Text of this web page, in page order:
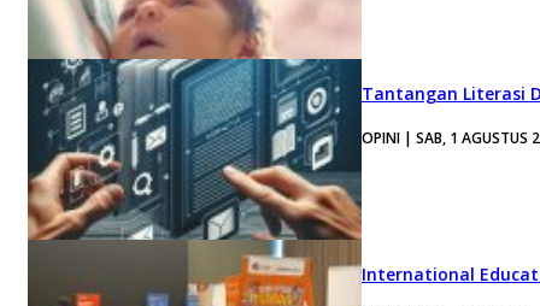
Tantangan Literasi
OPINI | SAB, 1 AGUSTUS
International